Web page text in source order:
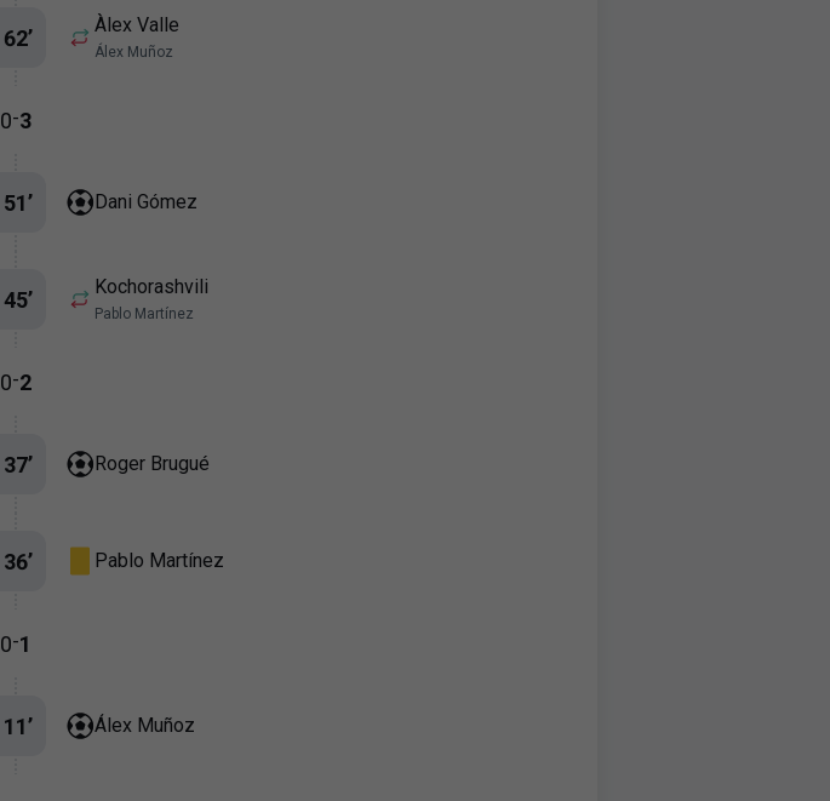
Àlex Valle
Álex Muñoz
62’
0-3
Dani Gómez
51’
Kochorashvili
Pablo Martínez
45’
0-2
Roger Brugué
37’
Pablo Martínez
36’
0-1
Álex Muñoz
11’